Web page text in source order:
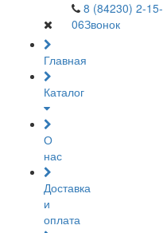
Главная
Каталог
О
нас
Доставка
и
оплата
8 (84230) 2-15-
06Звонок